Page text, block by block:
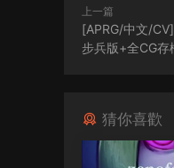
上一篇
[APRG/中文/
步兵版+全CG
猜你喜歡